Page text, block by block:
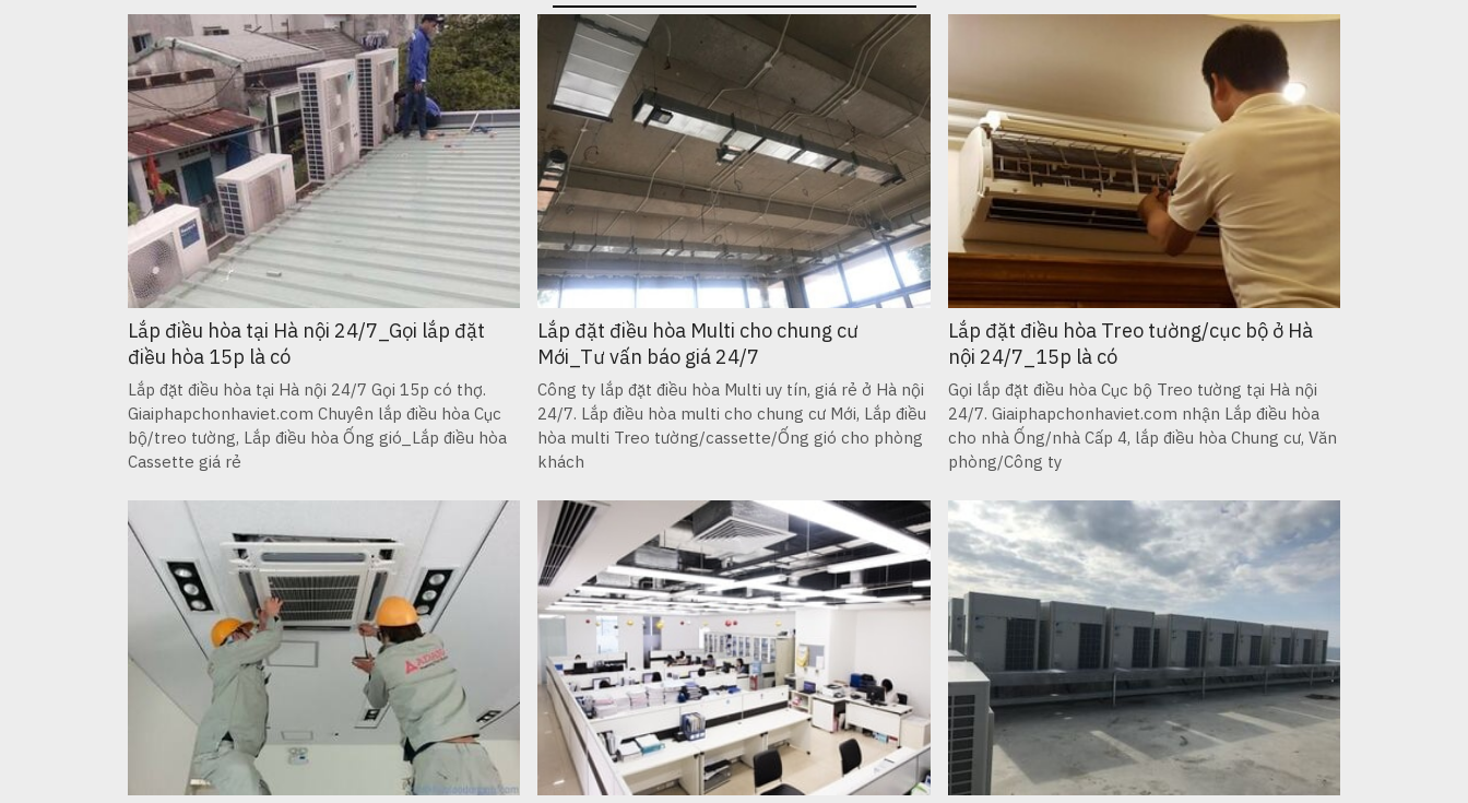
Lắp điều hòa tại Hà nội 24/7_Gọi lắp đặt
điều hòa 15p là có
Lắp đặt điều hòa tại Hà nội 24/7 Gọi 15p có thợ.
Giaiphapchonhaviet.com Chuyên lắp điều hòa Cục
bộ/treo tường, Lắp điều hòa Ống gió_Lắp điều hòa
Cassette giá rẻ
Lắp đặt điều hòa Multi cho chung cư
Mới_Tư vấn báo giá 24/7
Công ty lắp đặt điều hòa Multi uy tín, giá rẻ ở Hà nội
24/7. Lắp điều hòa multi cho chung cư Mới, Lắp điều
hòa multi Treo tường/cassette/Ống gió cho phòng
khách
Lắp đặt điều hòa Treo tường/cục bộ ở Hà
nội 24/7_15p là có
Gọi lắp đặt điều hòa Cục bộ Treo tường tại Hà nội
24/7. Giaiphapchonhaviet.com nhận Lắp điều hòa
cho nhà Ống/nhà Cấp 4, lắp điều hòa Chung cư, Văn
phòng/Công ty